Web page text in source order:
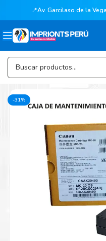
📍Av. Garcilaso de la
-31%